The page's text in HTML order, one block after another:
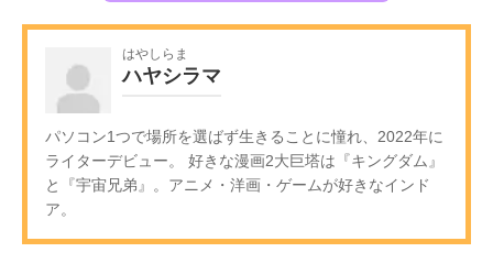
はやしらま
ハヤシラマ
パソコン1つで場所を選ばず生きることに憧れ、2022年に
ライターデビュー。 好きな漫画2大巨塔は『キングダム』
と『宇宙兄弟』。アニメ・洋画・ゲームが好きなインド
ア。